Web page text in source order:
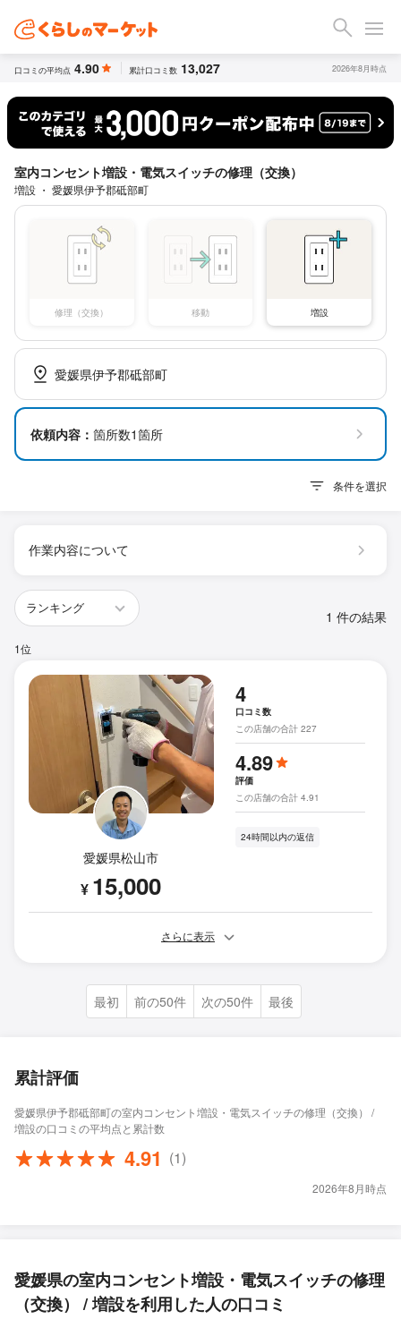
口コミの平均点 4.90 累計口コミ数 13,027 2026年8月時点
室内コンセント増設・電気スイッチの修理（交換）
増設 ・ 愛媛県伊予郡砥部町
修理（交換） 移動 増設
愛媛県伊予郡砥部町
依頼内容： 箇所数1箇所
条件を選択
作業内容について
1 件の結果
1位
愛媛県松山市
¥ 15,000
4
口コミ数
この店舗の合計 227
4.89
評価
この店舗の合計 4.91
24時間以内の返信
さらに表示
最初 前の50件 次の50件 最後
累計評価
愛媛県伊予郡砥部町の室内コンセント増設・電気スイッチの修理（交換） /
増設の口コミの平均点と累計数
4.91 (1)
2026年8月時点
愛媛県の室内コンセント増設・電気スイッチの修理
（交換） / 増設を利用した人の口コミ